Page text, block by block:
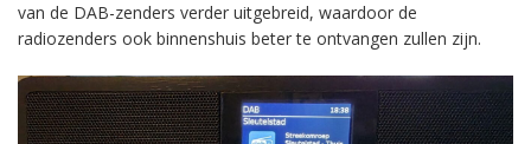
van de DAB-zenders verder uitgebreid, waardoor de
radiozenders ook binnenshuis beter te ontvangen zullen zijn.